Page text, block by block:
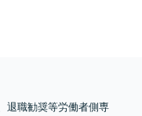
退職勧奨等労働者側専